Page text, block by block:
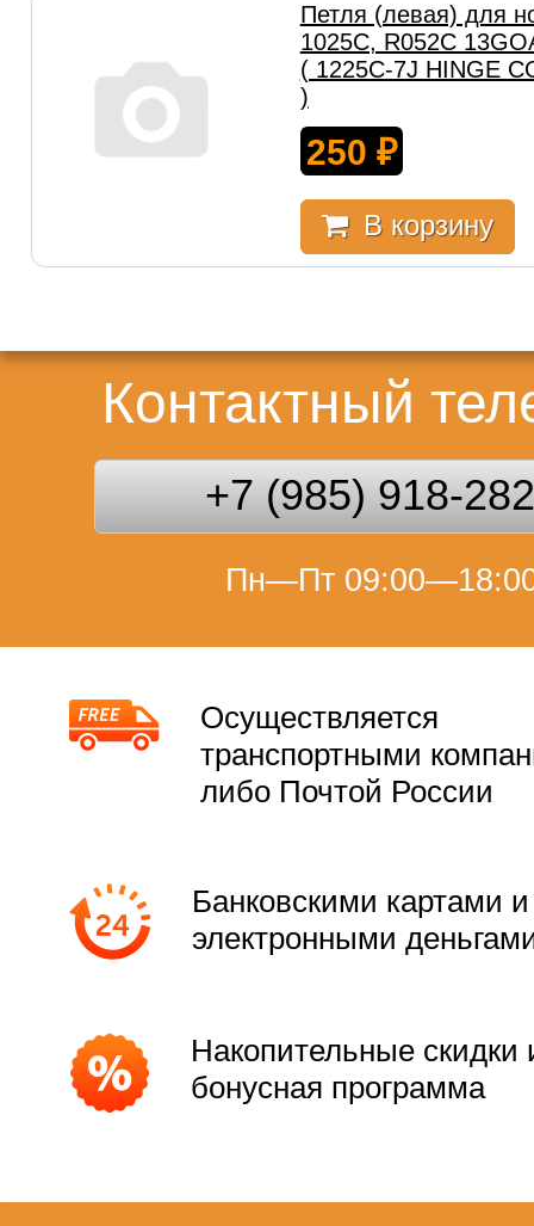
Петля (левая) для
1025C, R052C
( 1225C-7J HINGE
)
250 ₽
В корзину
Контактный
+7 (985) 918-
Пн—Пт
Осуществляется
транспортными
либо Почтой России
Банковскими картами и
электронными
Накопительные скидки
бонусная программа